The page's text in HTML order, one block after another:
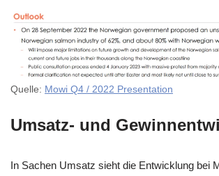
Quelle: Mowi Q4 / 2022 Presentation
Umsatz- und
In Sachen Umsatz sieht die Entwicklung bei